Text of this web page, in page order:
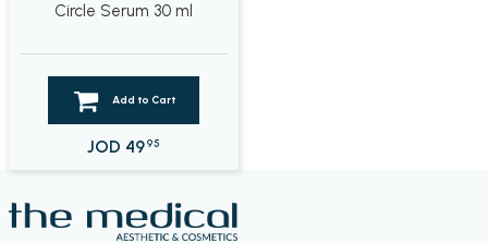
Circle Serum 30 ml
Add to Cart
JOD 4995